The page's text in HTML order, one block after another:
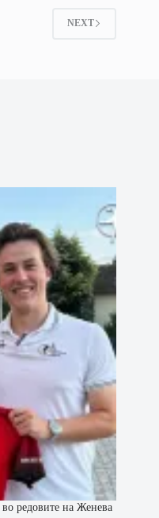
NEXT
редовите на Женева